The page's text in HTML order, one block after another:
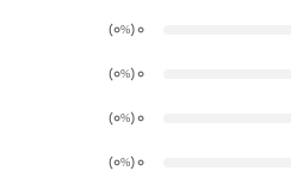
0
(0
%
)
0
(0
%
)
0
(0
%
)
0
(0
%
)